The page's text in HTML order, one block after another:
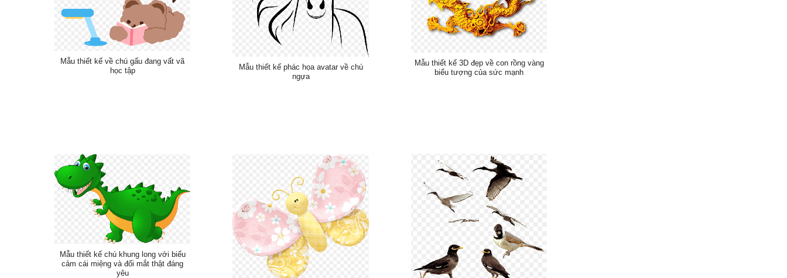
Mẫu thiết kế về chú gấu đang vất vã
học tập
Mẫu thiết kế phác họa avatar về chú
ngựa
Mẫu thiết kế 3D đẹp về con rồng vàng
biểu tượng của sức mạnh
Mẫu thiết kế chú khung long với biểu
cảm cái miệng và đổi mắt thật đáng
yêu